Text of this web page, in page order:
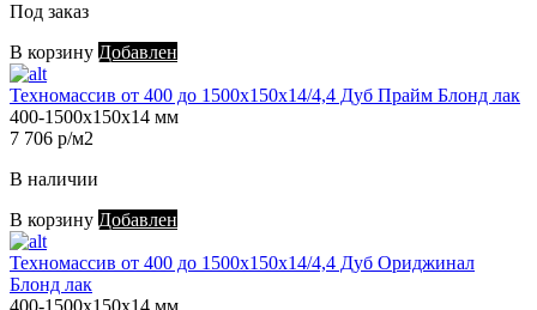
Под заказ
В корзину Добавлен
Техномассив от 400 до 1500х150х14/4,4 Дуб Прайм Блонд лак
400-1500х150х14 мм
7 706 р/м2
В наличии
В корзину Добавлен
Техномассив от 400 до 1500х150х14/4,4 Дуб Ориджинал
Блонд лак